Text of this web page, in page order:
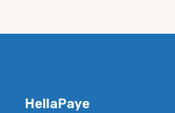
HellaPaye